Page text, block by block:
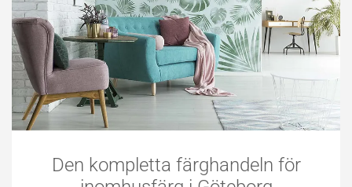
Den kompletta färghandeln för